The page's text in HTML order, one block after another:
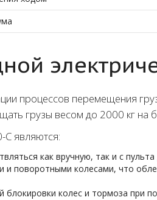
процессов перемещения
грузы весом до 2000 кг на
являются:
как вручную, так и с пульта
поворотными колесами, что
колес и тормоза при